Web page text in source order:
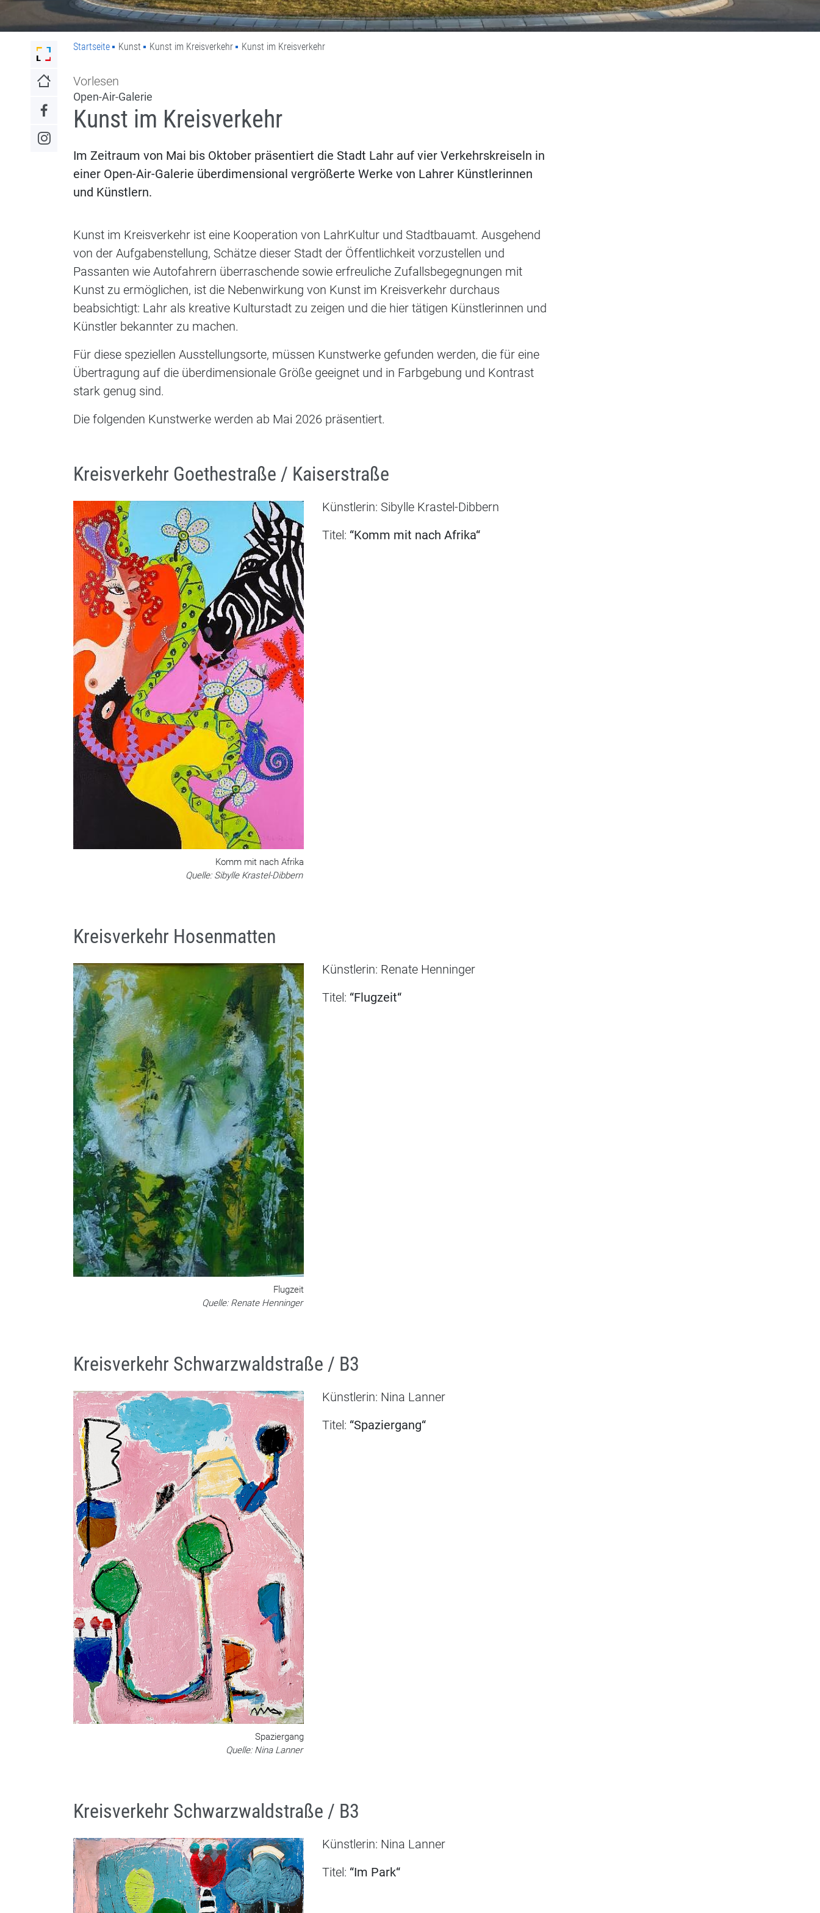
Link zur Startseite der Stadt Lahr
Link zur Startseite
Link zum Facebook-Auftritt
Link zum Instagram-Auftritt
Startseite Kunst Kunst im Kreisverkehr Kunst im Kreisverkehr
Vorlesen
Open-Air-Galerie
Kunst im Kreisverkehr
Im Zeitraum von Mai bis Oktober präsentiert die Stadt Lahr auf vier Verkehrskreiseln in
einer Open-Air-Galerie überdimensional vergrößerte Werke von Lahrer Künstlerinnen
und Künstlern.
Kunst im Kreisverkehr ist eine Kooperation von LahrKultur und Stadtbauamt. Ausgehend
von der Aufgabenstellung, Schätze dieser Stadt der Öffentlichkeit vorzustellen und
Passanten wie Autofahrern überraschende sowie erfreuliche Zufallsbegegnungen mit
Kunst zu ermöglichen, ist die Nebenwirkung von Kunst im Kreisverkehr durchaus
beabsichtigt: Lahr als kreative Kulturstadt zu zeigen und die hier tätigen Künstlerinnen und
Künstler bekannter zu machen.
Für diese speziellen Ausstellungsorte, müssen Kunstwerke gefunden werden, die für eine
Übertragung auf die überdimensionale Größe geeignet und in Farbgebung und Kontrast
stark genug sind.
Die folgenden Kunstwerke werden ab Mai 2026 präsentiert.
Kreisverkehr Goethestraße / Kaiserstraße
Komm mit nach Afrika
Quelle: Sibylle Krastel-Dibbern
Künstlerin: Sibylle Krastel-Dibbern
Titel: “Komm mit nach Afrika“
Kreisverkehr Hosenmatten
Flugzeit
Quelle: Renate Henninger
Künstlerin: Renate Henninger
Titel: “Flugzeit“
Kreisverkehr Schwarzwaldstraße / B3
Spaziergang
Quelle: Nina Lanner
Künstlerin: Nina Lanner
Titel: “Spaziergang“
Kreisverkehr Schwarzwaldstraße / B3
Künstlerin: Nina Lanner
Titel: “Im Park“